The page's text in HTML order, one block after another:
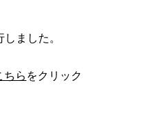
ました。
ちら をクリック